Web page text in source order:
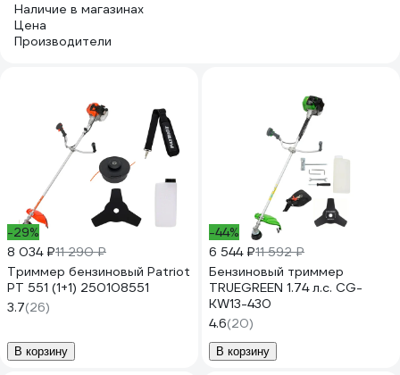
Наличие в магазинах
Цена
Производители
-29%
8 034 ₽11 290 ₽
Триммер бензиновый Patriot
PT 551 (1+1) 250108551
3.7(26)
В корзину
-44%
6 544 ₽11 592 ₽
Бензиновый триммер
TRUEGREEN 1.74 л.с. CG-
KW13-430
4.6(20)
В корзину